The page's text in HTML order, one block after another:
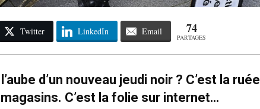
Twitter LinkedIn Email 74
PARTAGES
d’un nouveau jeudi noir ? C’est la ruée
C’est la folie sur internet…